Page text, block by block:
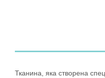
Тканина, яка створена